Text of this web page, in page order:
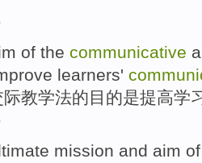
of the communicative
learners'
际教学法的目的是提高学
mission and aim of